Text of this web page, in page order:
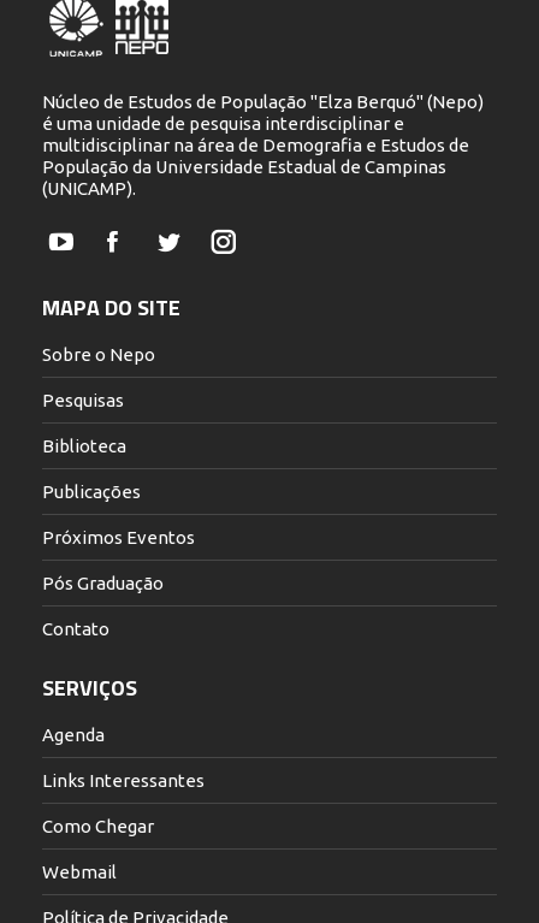
Núcleo de Estudos de População "Elza Berquó" (Nepo)
é uma unidade de pesquisa interdisciplinar e
multidisciplinar na área de Demografia e Estudos de
População da Universidade Estadual de Campinas
(UNICAMP).
YouTubeFacebookTwitterInstagram
MAPA DO SITE
Sobre o Nepo
Pesquisas
Biblioteca
Publicações
Próximos Eventos
Pós Graduação
Contato
SERVIÇOS
Agenda
Links Interessantes
Como Chegar
Webmail
Política de Privacidade